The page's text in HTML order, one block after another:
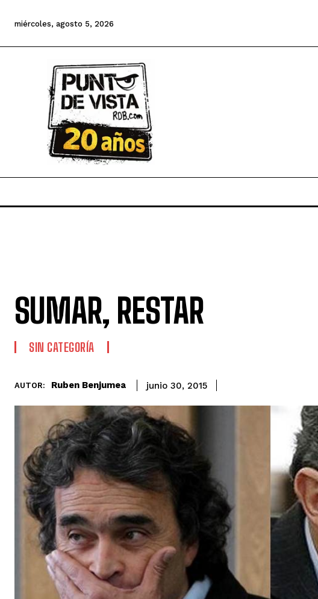
miércoles, agosto 5, 2026
SUMAR, RESTAR
SIN CATEGORÍA
AUTOR: Ruben Benjumea junio 30, 2015